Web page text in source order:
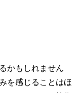
かもしれません
を感じることはほ